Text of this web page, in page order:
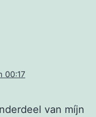
00:17
van míjn